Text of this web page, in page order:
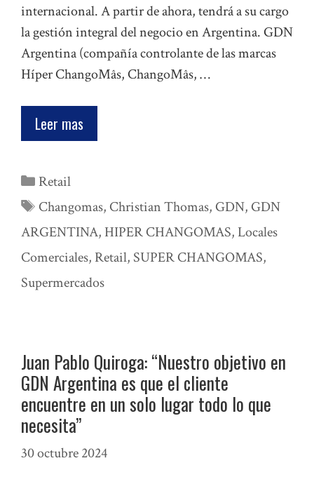
internacional. A partir de ahora, tendrá a su cargo
la gestión integral del negocio en Argentina. GDN
Argentina (compañía controlante de las marcas
Híper ChangoMâs, ChangoMâs, …
Leer mas
Categorías
Retail
Etiquetas
Changomas, Christian Thomas, GDN, GDN
ARGENTINA, HIPER CHANGOMAS,Locales
Comerciales, Retail, SUPER CHANGOMAS,
Supermercados
Juan Pablo Quiroga: “Nuestro objetivo en
GDN Argentina es que el cliente
encuentre en un solo lugar todo lo que
necesita”
30 octubre 2024